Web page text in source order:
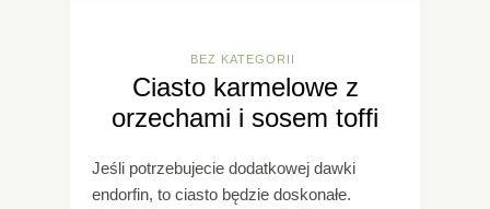
BEZ KATEGORII
Ciasto karmelowe z
orzechami i sosem toffi
Jeśli potrzebujecie dodatkowej dawki
endorfin, to ciasto będzie doskonałe.